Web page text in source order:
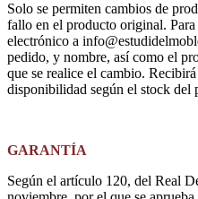
Solo se permiten cambios de
fallo en el producto original.
electrónico a
pedido, y nombre, así como el
que se realice el cambio.
disponibilidad según el stock del
GARANTÍA
Según el artículo 120, del Real